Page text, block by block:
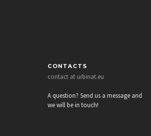
CONTACTS
contact at urbinat.eu
A question? Send us a message and
we will be in touch!